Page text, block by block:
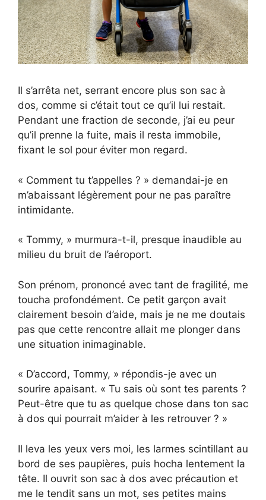
Il s’arrêta net, serrant encore plus son sac à
dos, comme si c’était tout ce qu’il lui restait.
Pendant une fraction de seconde, j’ai eu peur
qu’il prenne la fuite, mais il resta immobile,
fixant le sol pour éviter mon regard.
« Comment tu t’appelles ? » demandai-je en
m’abaissant légèrement pour ne pas paraître
intimidante.
« Tommy, » murmura-t-il, presque inaudible au
milieu du bruit de l’aéroport.
Son prénom, prononcé avec tant de fragilité, me
toucha profondément. Ce petit garçon avait
clairement besoin d’aide, mais je ne me doutais
pas que cette rencontre allait me plonger dans
une situation inimaginable.
« D’accord, Tommy, » répondis-je avec un
sourire apaisant. « Tu sais où sont tes parents ?
Peut-être que tu as quelque chose dans ton sac
à dos qui pourrait m’aider à les retrouver ? »
Il leva les yeux vers moi, les larmes scintillant au
bord de ses paupières, puis hocha lentement la
tête. Il ouvrit son sac à dos avec précaution et
me le tendit sans un mot, ses petites mains